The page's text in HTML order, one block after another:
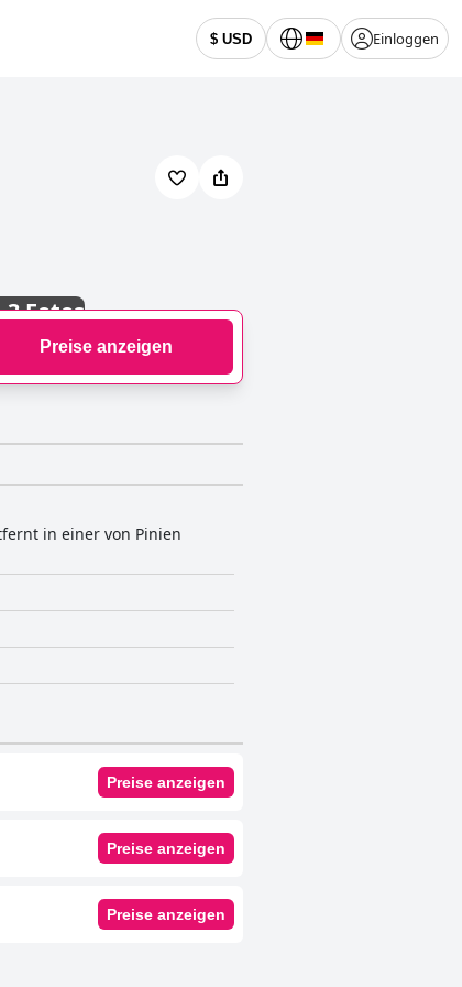
$ USD Einloggen
3 Fotos
Preise anzeigen
in einer von Pinien
Preise anzeigen
Preise anzeigen
Preise anzeigen